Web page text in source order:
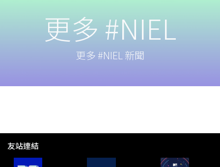
更多 #NIEL
更多 #NIEL 新聞
友站連結